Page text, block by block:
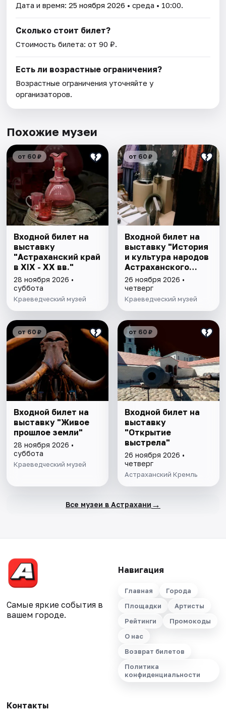
Дата и время:25 ноября 2026 • среда • 10:00.
Сколько стоит билет?
Стоимость билета: от 90 ₽.
Есть ли возрастные ограничения?
Возрастные ограничения уточняйте у
организаторов.
Похожие музеи
от 60 ₽
Входной билет на
выставку
"Астраханский край
в XIX - XX вв."
28 ноября 2026 •
суббота
Краеведческий музей
от 60 ₽
Входной билет на
выставку "История
и культура народов
Астраханского
края"
26 ноября 2026 •
четверг
Краеведческий музей
от 60 ₽
Входной билет на
выставку "Живое
прошлое земли"
28 ноября 2026 •
суббота
Краеведческий музей
от 60 ₽
Входной билет на
выставку
"Открытие
выстрела"
26 ноября 2026 •
четверг
Астраханский Кремль
Все музеи в Астрахани →
Самые яркие события в
вашем городе.
Навигация
Главная
Города
Площадки
Артисты
Рейтинги
Промокоды
О нас
Возврат билетов
Политика
конфиденциальности
Контакты